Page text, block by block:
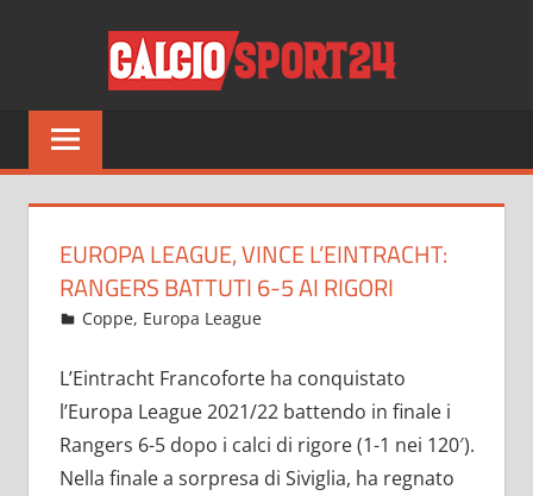
Tutto
sul
del
solo
EUROPA LEAGUE, VINCE L’EINTRACHT:
RANGERS BATTUTI 6-5 AI RIGORI
Maggio 19, 2022
admin
Coppe, Europa League
L’Eintracht Francoforte ha conquistato
l’Europa League 2021/22 battendo in finale i
Rangers 6-5 dopo i calci di rigore (1-1 nei 120′).
Nella finale a sorpresa di Siviglia, ha regnato